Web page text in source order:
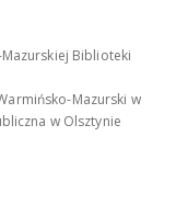
Biblioteki
Mazurski w
w Olsztynie